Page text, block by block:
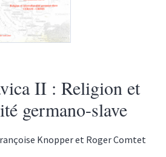
II : Religion et
germano-slave
Knopperet RogerComtet